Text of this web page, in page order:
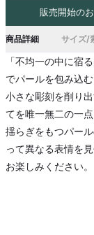
販売開始の
商品詳細 サイズ/
「不均一の中に宿
でパールを包み込
小さな彫刻を削り
てを唯一無二の一
揺らぎをもつパー
って異なる表情を
お楽しみください。